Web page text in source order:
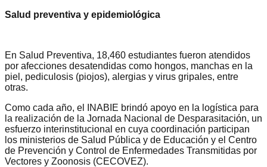
Salud preventiva y epidemiológica
En Salud Preventiva, 18,460 estudiantes fueron atendidos
por afecciones desatendidas como hongos, manchas en la
piel, pediculosis (piojos), alergias y virus gripales, entre
otras.
Como cada año, el INABIE brindó apoyo en la logística para
la realización de la Jornada Nacional de Desparasitación, un
esfuerzo interinstitucional en cuya coordinación participan
los ministerios de Salud Pública y de Educación y el Centro
de Prevención y Control de Enfermedades Transmitidas por
Vectores y Zoonosis (CECOVEZ).